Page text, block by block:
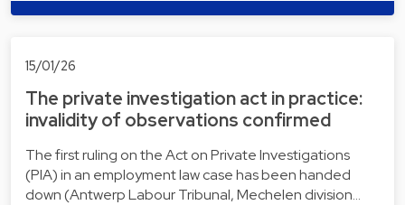
15/01/26
The private investigation act in practice:
invalidity of observations confirmed
The first ruling on the Act on Private Investigations
(PIA) in an employment law case has been handed
down (Antwerp Labour Tribunal, Mechelen division…